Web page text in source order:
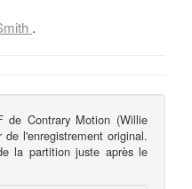
.
de Contrary Motion (Willie
l'enregistrement original.
la partition juste après le